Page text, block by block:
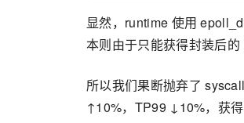
显然，runtime 使用
本则由于只能获得封装后
所以我们果断抛弃了
↑10%，TP99 ↓10%，获得